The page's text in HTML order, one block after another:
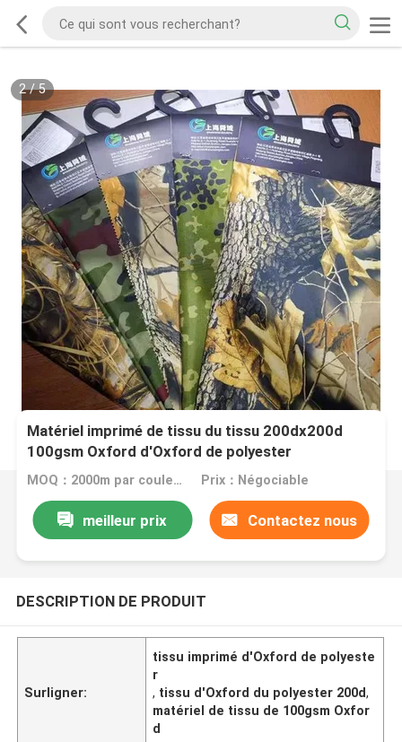
2/5
Matériel imprimé de tissu du tissu 200dx200d
100gsm Oxford d'Oxford de polyester
MOQ：2000m par couleur Prix：Négociable
meilleur prix Contactez nous
DESCRIPTION DE PRODUIT
Surligner:
tissu imprimé d'Oxford de polyeste
r
, tissu d'Oxford du polyester 200d,
matériel de tissu de 100gsm Oxfor
d